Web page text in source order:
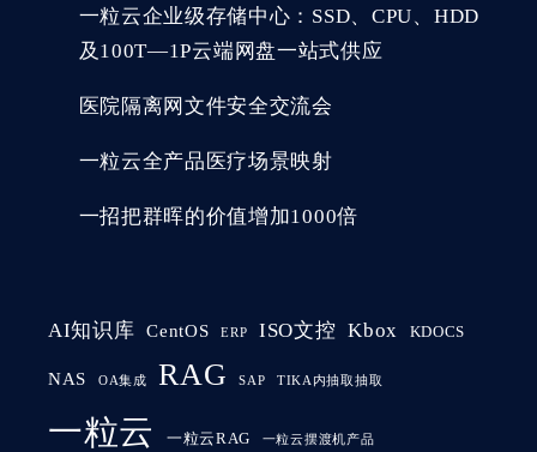
一粒云企业级存储中心：SSD、CPU、HDD
及100T—1P云端网盘一站式供应
医院隔离网文件安全交流会
一粒云全产品医疗场景映射
一招把群晖的价值增加1000倍
AI知识库 CentOS ERP ISO文控 Kbox KDOCS
NAS OA集成 RAG SAP TIKA内抽取抽取
一粒云 一粒云RAG 一粒云摆渡机产品